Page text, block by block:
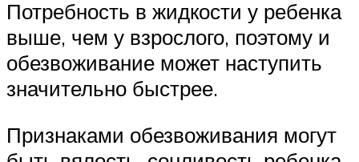
Потребность в жидкости у ребенка
выше, чем у взрослого, поэтому и
обезвоживание может наступить
значительно быстрее.
Признаками обезвоживания могут